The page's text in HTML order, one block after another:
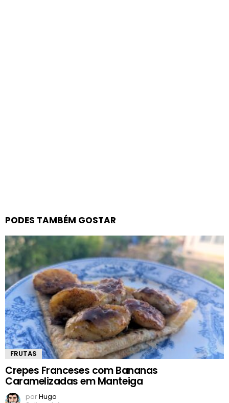
PODES TAMBÉM GOSTAR
FRUTAS
Crepes Franceses com Bananas
Caramelizadas em Manteiga
porHugo